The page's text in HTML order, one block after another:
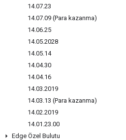
14.07.23
14.07.09 (Para kazanma)
14.06.25
14.05.2028
14.05.14
14.04.30
14.04.16
14.03.2019
14.03.13 (Para kazanma)
14.02.2019
14.01 .23.00
Edge Özel Bulutu